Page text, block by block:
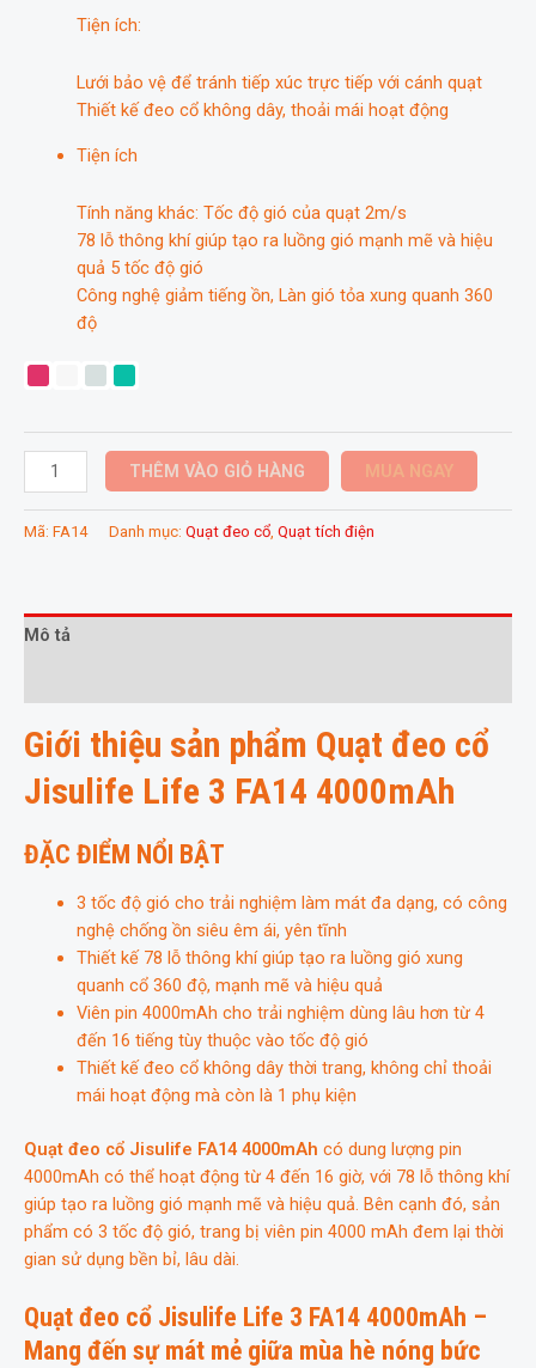
Tiện ích:
Lưới bảo vệ để tránh tiếp xúc trực tiếp với cánh quạt
Thiết kế đeo cổ không dây, thoải mái hoạt động
Tiện ích
Tính năng khác: Tốc độ gió của quạt 2m/s
78 lỗ thông khí giúp tạo ra luồng gió mạnh mẽ và hiệu
quả 5 tốc độ gió
Công nghệ giảm tiếng ồn, Làn gió tỏa xung quanh 360
độ
Quạt
đeo
cổ
FA14
lượng
THÊM VÀO GIỎ HÀNG MUA NGAY
Mã: FA14 Danh mục: Quạt đeo cổ Quạt tích điện
Mô tả
Giới thiệu sản phẩm Quạt đeo cổ
Jisulife Life 3 FA14 4000mAh
ĐẶC ĐIỂM NỔI BẬT
3 tốc độ gió cho trải nghiệm làm mát đa dạng, có công
nghệ chống ồn siêu êm ái, yên tĩnh
Thiết kế 78 lỗ thông khí giúp tạo ra luồng gió xung
quanh cổ 360 độ, mạnh mẽ và hiệu quả
Viên pin 4000mAh cho trải nghiệm dùng lâu hơn từ 4
đến 16 tiếng tùy thuộc vào tốc độ gió
Thiết kế đeo cổ không dây thời trang, không chỉ thoải
mái hoạt động mà còn là 1 phụ kiện
Quạt đeo cổ Jisulife FA14 4000mAh có dung lượng pin
4000mAh có thể hoạt động từ 4 đến 16 giờ, với 78 lỗ thông khí
giúp tạo ra luồng gió mạnh mẽ và hiệu quả. Bên cạnh đó, sản
phẩm có 3 tốc độ gió, trang bị viên pin 4000 mAh đem lại thời
gian sử dụng bền bỉ, lâu dài.
Quạt đeo cổ Jisulife Life 3 FA14 4000mAh –
Mang đến sự mát mẻ giữa mùa hè nóng bức